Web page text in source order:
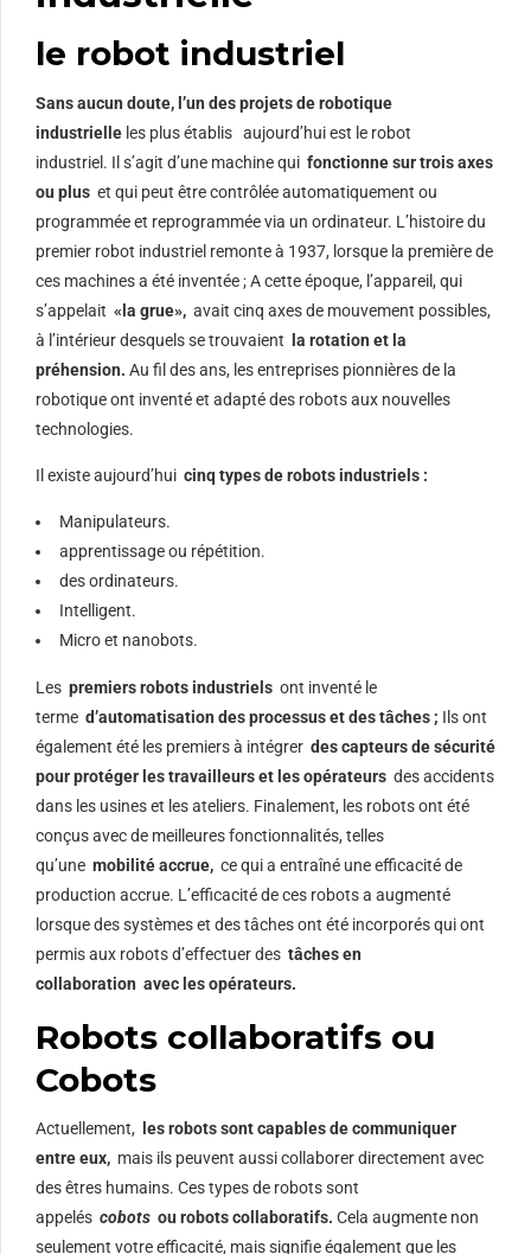
le robot industriel
Sans aucun doute, l’un des projets de robotique
industrielle les plus établis aujourd’hui est le robot
industriel. Il s’agit d’une machine qui fonctionne sur trois axes
ou plus et qui peut être contrôlée automatiquement ou
programmée et reprogrammée via un ordinateur. L’histoire du
premier robot industriel remonte à 1937, lorsque la première de
ces machines a été inventée ; A cette époque, l’appareil, qui
s’appelait «la grue», avait cinq axes de mouvement possibles,
à l’intérieur desquels se trouvaient la rotation et la
préhension. Au fil des ans, les entreprises pionnières de la
robotique ont inventé et adapté des robots aux nouvelles
technologies.
Il existe aujourd’hui cinq types de robots industriels :
Manipulateurs.
apprentissage ou répétition.
des ordinateurs.
Intelligent.
Micro et nanobots.
Les premiers robots industriels ont inventé le
terme d’automatisation des processus et des tâches ; Ils ont
également été les premiers à intégrer des capteurs de sécurité
pour protéger les travailleurs et les opérateurs des accidents
dans les usines et les ateliers. Finalement, les robots ont été
conçus avec de meilleures fonctionnalités, telles
qu’une mobilité accrue, ce qui a entraîné une efficacité de
production accrue. L’efficacité de ces robots a augmenté
lorsque des systèmes et des tâches ont été incorporés qui ont
permis aux robots d’effectuer des tâches en
collaboration avec les opérateurs.
Robots collaboratifs ou
Cobots
Actuellement,
les robots sont capables de communiquer
entre eux, mais ils peuvent aussi collaborer directement avec
des êtres humains. Ces types de robots sont
appelés cobots ou robots collaboratifs. Cela augmente non
seulement votre efficacité, mais signifie également que les